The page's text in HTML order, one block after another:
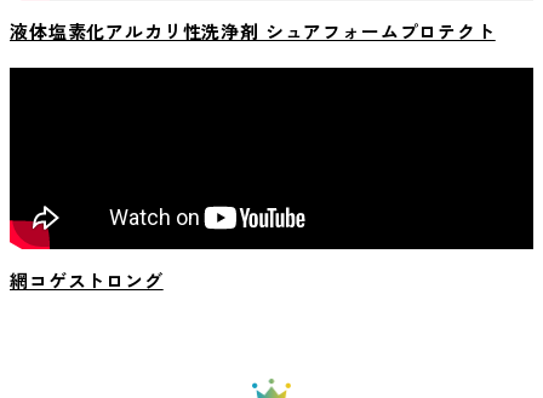
液体塩素化アルカリ性洗浄剤 シュアフォームプロテクト
網コゲストロング